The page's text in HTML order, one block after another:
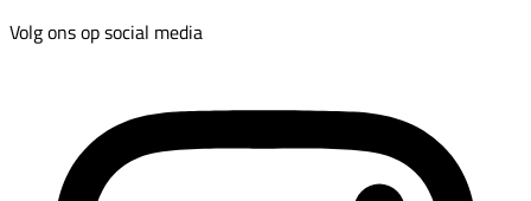
Volg ons op social media